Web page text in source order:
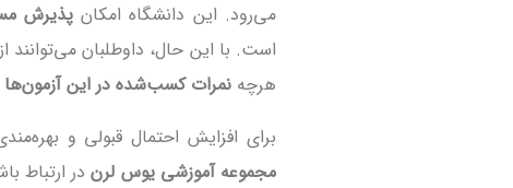
می‌رود. این دانشگاه امکانپذیرش
است. با این حال، داوطلبان می‌توانند
هرچهنمرات کسب‌شده در این آزمون‌ها
برای افزایش احتمال قبولی و
مجموعه آموزشی یوس لرندر ارتباط